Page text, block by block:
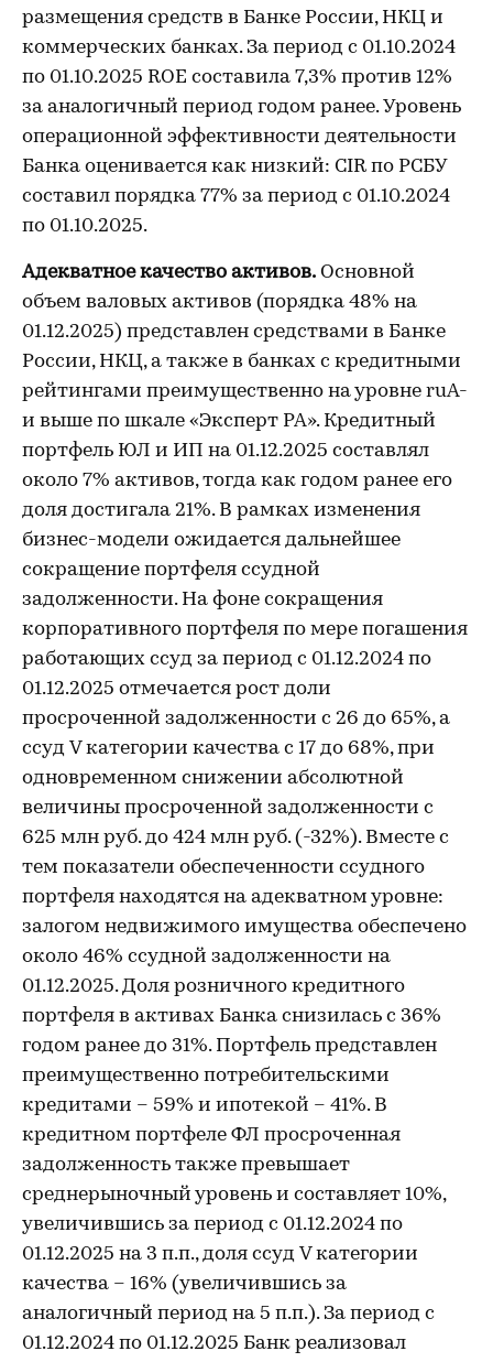
размещения средств в Банке России, НКЦ и
коммерческих банках. За период с 01.10.2024
по 01.10.2025 ROE составила 7,3% против 12%
за аналогичный период годом ранее. Уровень
операционной эффективности деятельности
Банка оценивается как низкий: CIR по РСБУ
составил порядка 77% за период с 01.10.2024
по 01.10.2025.
Адекватное качество активов. Основной
объем валовых активов (порядка 48% на
01.12.2025) представлен средствами в Банке
России, НКЦ, а также в банках с кредитными
рейтингами преимущественно на уровне ruA-
и выше по шкале «Эксперт РА». Кредитный
портфель ЮЛ и ИП на 01.12.2025 составлял
около 7% активов, тогда как годом ранее его
доля достигала 21%. В рамках изменения
бизнес-модели ожидается дальнейшее
сокращение портфеля ссудной
задолженности. На фоне сокращения
корпоративного портфеля по мере погашения
работающих ссуд за период с 01.12.2024 по
01.12.2025 отмечается рост доли
просроченной задолженности с 26 до 65%, а
ссуд V категории качества с 17 до 68%, при
одновременном снижении абсолютной
величины просроченной задолженности с
625 млн руб. до 424 млн руб. (-32%). Вместе с
тем показатели обеспеченности ссудного
портфеля находятся на адекватном уровне:
залогом недвижимого имущества обеспечено
около 46% ссудной задолженности на
01.12.2025. Доля розничного кредитного
портфеля в активах Банка снизилась с 36%
годом ранее до 31%. Портфель представлен
преимущественно потребительскими
кредитами – 59% и ипотекой – 41%. В
кредитном портфеле ФЛ просроченная
задолженность также превышает
среднерыночный уровень и составляет 10%,
увеличившись за период с 01.12.2024 по
01.12.2025 на 3 п.п., доля ссуд V категории
качества – 16% (увеличившись за
аналогичный период на 5 п.п.). За период с
01.12.2024 по 01.12.2025 Банк реализовал